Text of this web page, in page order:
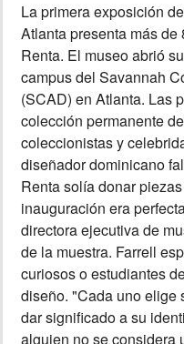
INSÓLITAS
MULTIMEDIA
La primera exposición
Atlanta presenta más
Renta. El museo abrió
campus del Savannah
(SCAD) en Atlanta. Las
colección permanente
coleccionistas y
diseñador dominicano
Renta solía donar
inauguración era
directora ejecutiva de
de la muestra. Farrell
curiosos o estudiantes
diseño. "Cada uno elige
dar significado a su
alguien no se considera